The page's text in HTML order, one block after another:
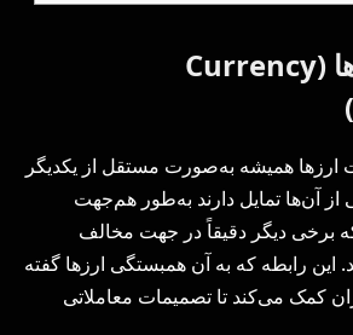
همبستگی ارزها (Currency
ارزها همیشه به‌صورت مستقل از یکدیگر
آن‌ها تمایل دارند به‌طور هم‌جهت
برخی دیگر دقیقاً در جهت مخالف
رابطه که به آن همبستگی ارزها گفته
کمک می‌کند تا تصمیمات معاملاتی